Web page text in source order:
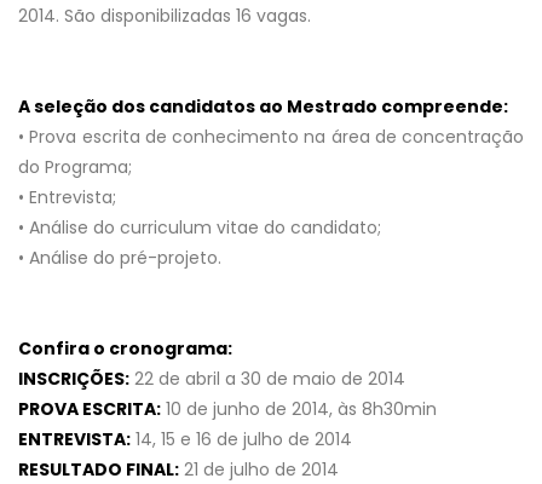
2014. São disponibilizadas 16 vagas.
A seleção dos candidatos ao Mestrado compreende:
• Prova escrita de conhecimento na área de concentração
do Programa;
• Entrevista;
• Análise do curriculum vitae do candidato;
• Análise do pré-projeto.
Confira o cronograma:
INSCRIÇÕES: 22 de abril a 30 de maio de 2014
PROVA ESCRITA: 10 de junho de 2014, às 8h30min
ENTREVISTA: 14, 15 e 16 de julho de 2014
RESULTADO FINAL: 21 de julho de 2014